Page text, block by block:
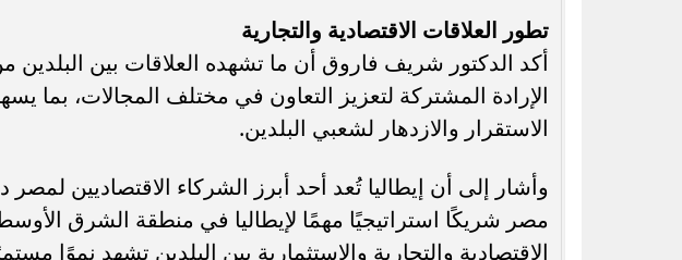
تطور العلاقات الاقتصادية والتجارية
أكد الدكتور شريف فاروق أن ما تشهده العلاقات بين
الإرادة المشتركة لتعزيز التعاون في مختلف المجالات، بما
الاستقرار والازدهار لشعبي البلدين.
وأشار إلى أن إيطاليا تُعد أحد أبرز الشركاء الاقتصاديين لمصر
مصر شريكًا استراتيجيًا مهمًا لإيطاليا في منطقة الشرق
الاقتصادية والتجارية والاستثمارية بين البلدين تشهد نموًا